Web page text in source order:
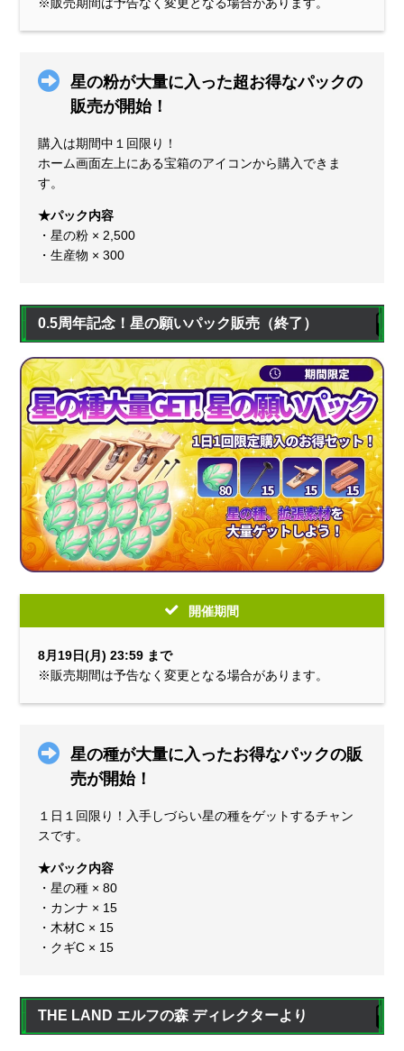
※販売期間は予告なく変更となる場合があります。
星の粉が大量に入った超お得なパックの
販売が開始！
購入は期間中１回限り！
ホーム画面左上にある宝箱のアイコンから購入できま
す。
★パック内容
・星の粉 × 2,500
・生産物 × 300
0.5周年記念！星の願いパック販売 （終了）
開催期間
8月19日(月) 23:59 まで
※販売期間は予告なく変更となる場合があります。
星の種が大量に入ったお得なパックの販
売が開始！
１日１回限り！入手しづらい星の種をゲットするチャン
スです。
★パック内容
・星の種 × 80
・カンナ × 15
・木材C × 15
・クギC × 15
THE LAND エルフの森 ディレクターより